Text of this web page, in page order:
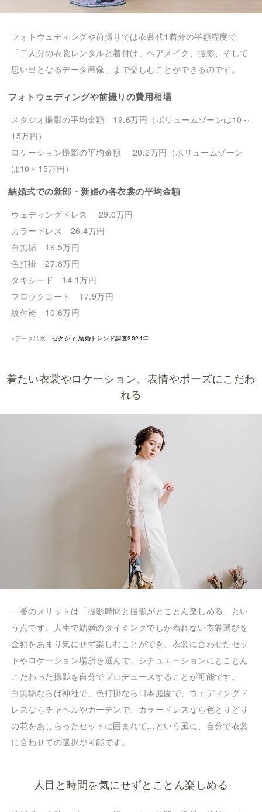
フォトウェディングや前撮りでは衣裳代1着分の半額程度で
「二人分の衣裳レンタルと着付け、ヘアメイク、撮影、そして
思い出となるデータ画像」まで楽しむことができるのです。
フォトウェディングや前撮りの費用相場
スタジオ撮影の平均金額 19.6万円（ボリュームゾーンは10～
15万円）
ロケーション撮影の平均金額 20.2万円（ボリュームゾーン
は10～15万円）
結婚式での新郎・新婦の各衣裳の平均金額
ウェディングドレス 29.0万円
カラードレス 26.4万円
白無垢 19.5万円
色打掛 27.8万円
タキシード 14.1万円
フロックコート 17.9万円
紋付袴 10.6万円
※データ出展： ゼクシィ 結婚トレンド調査2024年
着たい衣裳やロケーション、表情やポーズにこだわ
れる
一番のメリットは「撮影時間と撮影がとことん楽しめる」とい
う点です。人生で結婚のタイミングでしか着れない衣裳選びを
金額をあまり気にせず楽しむことができ、衣裳に合わせたセッ
トやロケーション場所を選んで、シチュエーションにとことん
こだわった撮影を自分でプロデュースすることが可能です。
白無垢ならば神社で、色打掛なら日本庭園で、ウェディングド
レスならチャペルやガーデンで、カラードレスなら色とりどり
の花をあしらったセットに囲まれて…という風に、自分で衣裳
に合わせての選択が可能です。
人目と時間を気にせずとことん楽しめる